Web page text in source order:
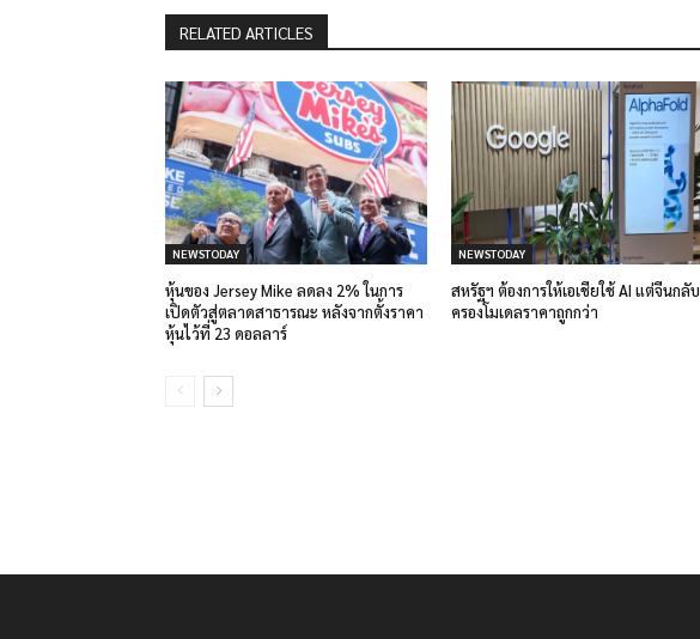
RELATED ARTICLES
NEWSTODAY
หุ้นของ Jersey Mike ลดลง 2% ในการ
เปิดตัวสู่ตลาดสาธารณะ หลังจากตั้งราคา
หุ้นไว้ที่ 23 ดอลลาร์
NEWSTODAY
สหรัฐฯ ต้องการให้เอเชียใช้ AI แต่จีนกลับ
ครองโมเดลราคาถูกกว่า